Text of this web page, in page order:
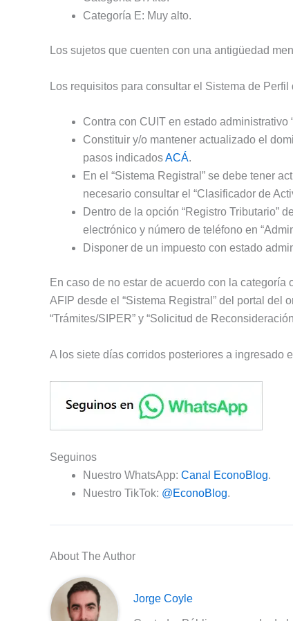
Categoría E: Muy alto.
Los sujetos que cuenten con una antigüedad
Los requisitos para consultar el Sistema de Perfil
Contra con CUIT en estado administrativo
Constituir y/o mantener actualizado el
pasos indicadosACÁ.
En el “Sistema Registral” se debe tener
necesario consultar el “Clasificador de
Dentro de la opción “Registro Tributario”
electrónico y número de teléfono en
Disponer de un impuesto con estado
En caso de no estar de acuerdo con la
AFIP desde el “Sistema Registral” del portal del
“Trámites/SIPER” y “Solicitud de
A los siete días corridos posteriores a ingresado
Seguinos
Nuestro WhatsApp: Canal EconoBlog.
Nuestro TikTok: @EconoBlog.
About The Author
Jorge Coyle